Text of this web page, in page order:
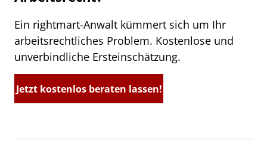
Ein rightmart-Anwalt kümmert sich um Ihr
arbeitsrechtliches Problem. Kostenlose und
unverbindliche Ersteinschätzung.
Jetzt kostenlos beraten lassen!